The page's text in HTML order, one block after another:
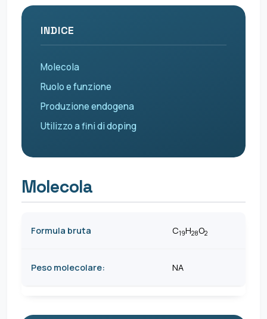
INDICE
Molecola
Ruolo e funzione
Produzione endogena
Utilizzo a fini di doping
Molecola
Formula bruta C19H28O2
Peso molecolare: NA